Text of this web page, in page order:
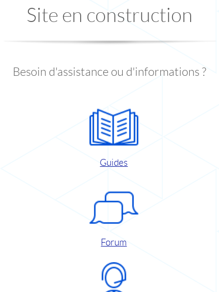
Site en construction
Besoin d'assistance ou d'informations ?
Guides
Forum